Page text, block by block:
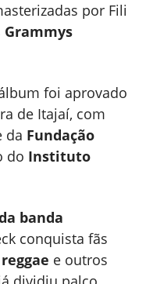
por Fili
Grammys
foi aprovado
de Itajaí, com
da Fundação
do Instituto
banda
conquista fãs
reggae e outros